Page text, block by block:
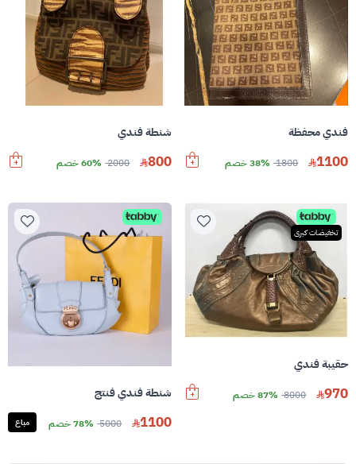
فندي محفظة
1100
1800 38% خصم
شنطة فندي
800
2000 60% خصم
تخفيضات كبرى
حقيبة فندي
970
8000 87% خصم شنطة فندي فنتج
1100
5000 78% خصم مباع